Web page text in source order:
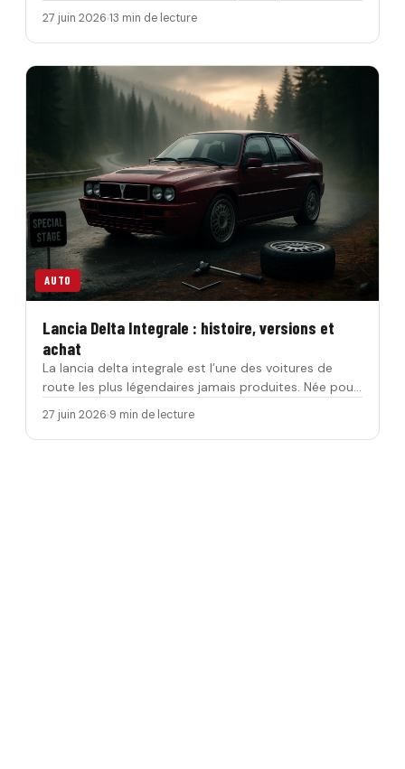
monde, avec 490,484…
27 juin 2026 13 min de lecture
AUTO
Lancia Delta Integrale : histoire, versions et
achat
La lancia delta integrale est l’une des voitures de
route les plus légendaires jamais produites. Née pour
gagner d…
27 juin 2026 9 min de lecture